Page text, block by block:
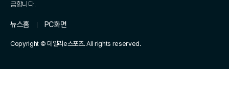
금합니다.
뉴스홈 PC화면
Copyright © 데일리e스포츠. All rights reserved.